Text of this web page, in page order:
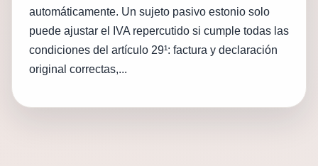
automáticamente. Un sujeto pasivo estonio solo
puede ajustar el IVA repercutido si cumple todas las
condiciones del artículo 29¹: factura y declaración
original correctas,...